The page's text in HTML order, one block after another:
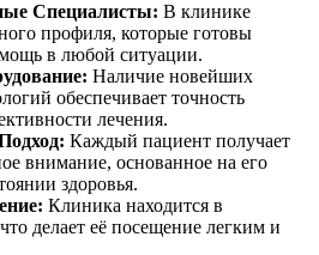
Специалисты: В клинике
профиля, которые готовы
в любой ситуации.
Наличие новейших
обеспечивает точность
лечения.
Каждый пациент получает
внимание, основанное на его
здоровья.
Клиника находится в
делает её посещение легким и